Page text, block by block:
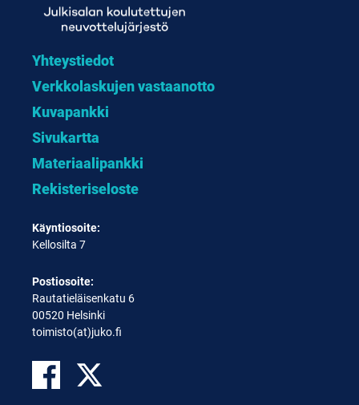
Yhteystiedot
Verkkolaskujen vastaanotto
Kuvapankki
Sivukartta
Materiaalipankki
Rekisteriseloste
Käyntiosoite:
Kellosilta 7
Postiosoite:
Rautatieläisenkatu 6
00520 Helsinki
toimisto(at)juko.fi